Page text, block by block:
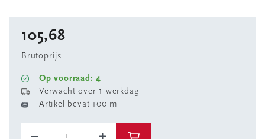
105,68
Brutoprijs
Op voorraad: 4
Verwacht over 1 werkdag
Artikel bevat 100 m